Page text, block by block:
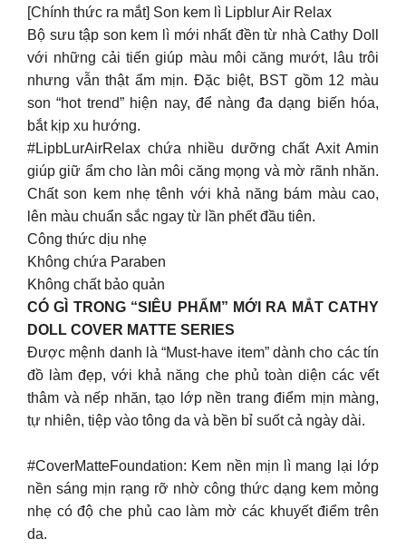
[Chính thức ra mắt] Son kem lì Lipblur Air Relax
Bộ sưu tập son kem lì mới nhất đền từ nhà Cathy Doll
với những cải tiến giúp màu môi căng mướt, lâu trôi
nhưng vẫn thật ẩm mịn. Đặc biệt, BST gồm 12 màu
son “hot trend” hiện nay, để nàng đa dạng biến hóa,
bắt kịp xu hướng.
#LipbLurAirRelax chứa nhiều dưỡng chất Axit Amin
giúp giữ ẩm cho làn môi căng mọng và mờ rãnh nhăn.
Chất son kem nhẹ tênh với khả năng bám màu cao,
lên màu chuẩn sắc ngay từ lần phết đầu tiên.
Công thức dịu nhẹ
Không chứa Paraben
Không chất bảo quản
CÓ GÌ TRONG “SIÊU PHẨM” MỚI RA MẮT CATHY
DOLL COVER MATTE SERIES
Được mệnh danh là “Must-have item” dành cho các tín
đồ làm đẹp, với khả năng che phủ toàn diện các vết
thâm và nếp nhăn, tạo lớp nền trang điểm mịn màng,
tự nhiên, tiệp vào tông da và bền bỉ suốt cả ngày dài.
#CoverMatteFoundation: Kem nền mịn lì mang lại lớp
nền sáng mịn rạng rỡ nhờ công thức dạng kem mỏng
nhẹ có độ che phủ cao làm mờ các khuyết điểm trên
da.